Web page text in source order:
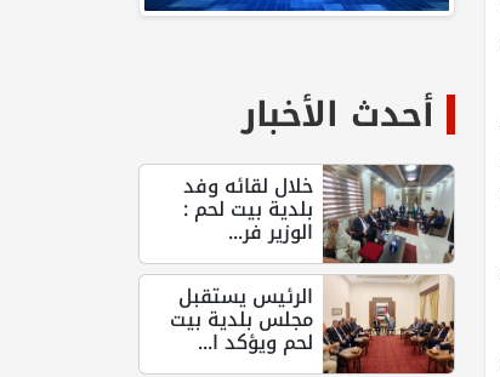
أحدث الأخبار
خلال لقائه وفد
بلدية بيت لحم :
الوزير فر...
الرئيس يستقبل
مجلس بلدية بيت
لحم ويؤكد ا...